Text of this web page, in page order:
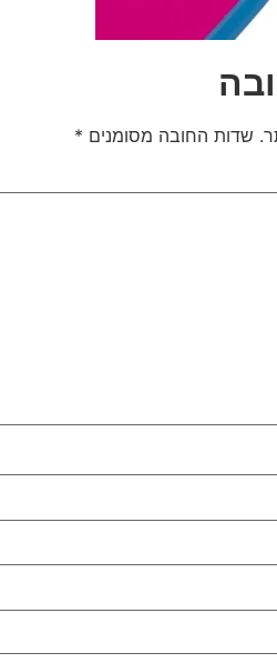
שדות החובה מסומנים *